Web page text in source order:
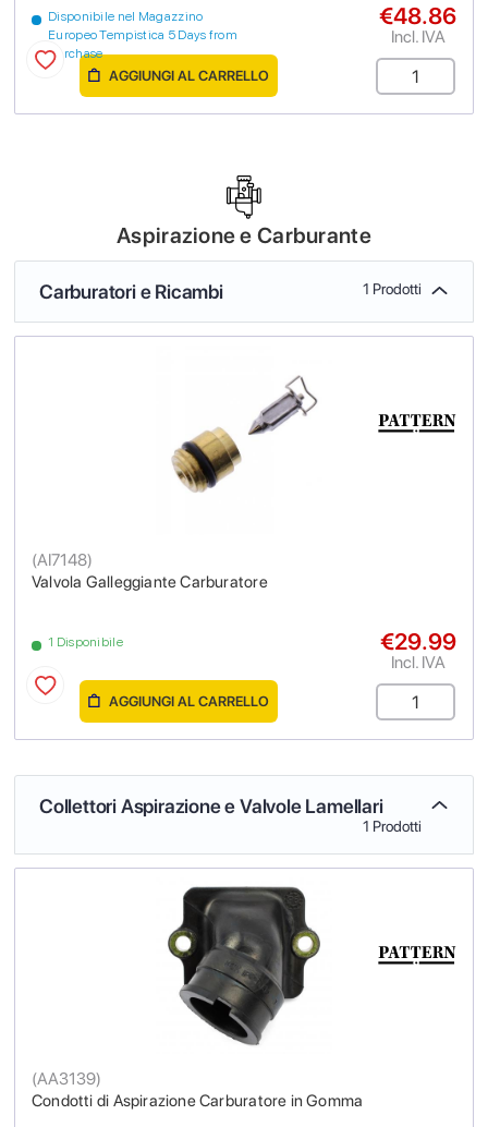
Disponibile nel Magazzino
Europeo Tempistica 5 Days from
purchase
€48.86
Incl. IVA
AGGIUNGI AL CARRELLO
Aspirazione e Carburante
Carburatori e Ricambi 1 Prodotti
Valvola Galleggiante Carburatore
(AI7148)
1 Disponibile €29.99
Incl. IVA
AGGIUNGI AL CARRELLO
Collettori Aspirazione e Valvole Lamellari
1 Prodotti
Condotti di Aspirazione Carburatore in Gomma
(AA3139)